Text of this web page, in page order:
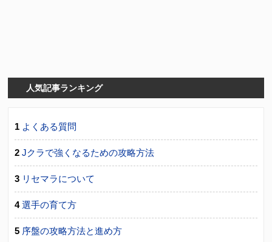
人気記事ランキング
よくある質問
Jクラで強くなるための攻略方法
リセマラについて
選手の育て方
序盤の攻略方法と進め方